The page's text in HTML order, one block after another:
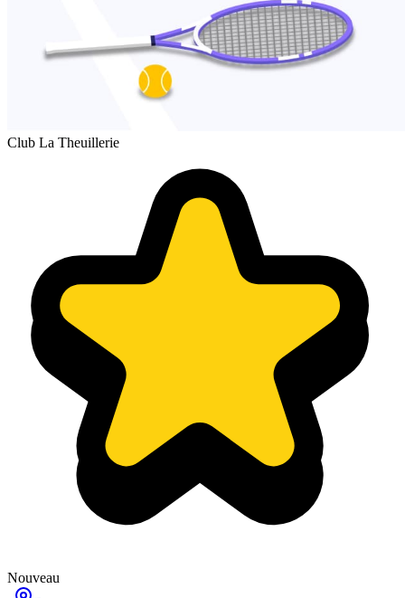
Club La Theuillerie
Nouveau